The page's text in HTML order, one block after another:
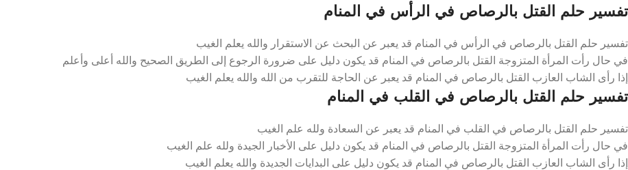
تفسير حلم القتل بالرصاص في الرأس في المنام
تفسير حلم القتل بالرصاص في الرأس في المنام قد يعبر عن البحث عن الاستقرار والله يعلم الغيب
في حال رأت المرأة المتزوجة القتل بالرصاص في المنام قد يكون دليل على ضرورة الرجوع إلى الطريق الصحيح والله أعلى وأعلم
إذا رأى الشاب العازب القتل بالرصاص في المنام قد يعبر عن الحاجة للتقرب من الله والله يعلم الغيب
تفسير حلم القتل بالرصاص في القلب في المنام
تفسير حلم القتل بالرصاص في القلب في المنام قد يعبر عن السعادة ولله علم الغيب
في حال رأت المرأة المتزوجة القتل بالرصاص في المنام قد يكون دليل على الأخبار الجيدة ولله علم الغيب
إذا رأى الشاب العازب القتل بالرصاص في المنام قد يكون دليل على البدايات الجديدة والله يعلم الغيب